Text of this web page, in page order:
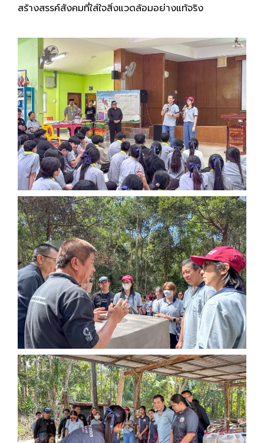
สร้างสรรค์สังคมที่ใส่ใจสิ่งแวดล้อมอย่างแท้จริง